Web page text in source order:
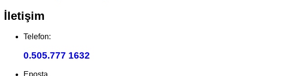
İletişim
Telefon:
0.505.777 1632
Eposta